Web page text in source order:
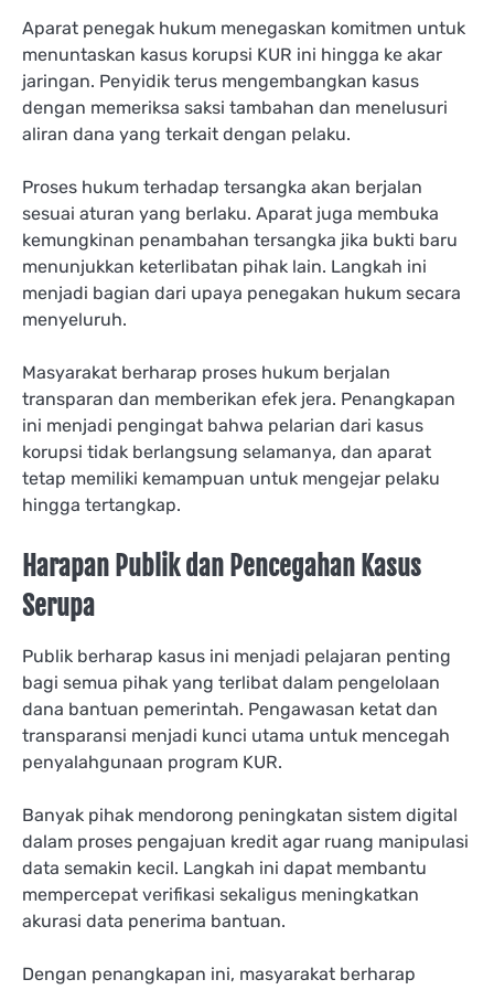
Aparat penegak hukum menegaskan komitmen untuk
menuntaskan kasus korupsi KUR ini hingga ke akar
jaringan. Penyidik terus mengembangkan kasus
dengan memeriksa saksi tambahan dan menelusuri
aliran dana yang terkait dengan pelaku.
Proses hukum terhadap tersangka akan berjalan
sesuai aturan yang berlaku. Aparat juga membuka
kemungkinan penambahan tersangka jika bukti baru
menunjukkan keterlibatan pihak lain. Langkah ini
menjadi bagian dari upaya penegakan hukum secara
menyeluruh.
Masyarakat berharap proses hukum berjalan
transparan dan memberikan efek jera. Penangkapan
ini menjadi pengingat bahwa pelarian dari kasus
korupsi tidak berlangsung selamanya, dan aparat
tetap memiliki kemampuan untuk mengejar pelaku
hingga tertangkap.
Harapan Publik dan Pencegahan Kasus
Serupa
Publik berharap kasus ini menjadi pelajaran penting
bagi semua pihak yang terlibat dalam pengelolaan
dana bantuan pemerintah. Pengawasan ketat dan
transparansi menjadi kunci utama untuk mencegah
penyalahgunaan program KUR.
Banyak pihak mendorong peningkatan sistem digital
dalam proses pengajuan kredit agar ruang manipulasi
data semakin kecil. Langkah ini dapat membantu
mempercepat verifikasi sekaligus meningkatkan
akurasi data penerima bantuan.
Dengan penangkapan ini, masyarakat berharap